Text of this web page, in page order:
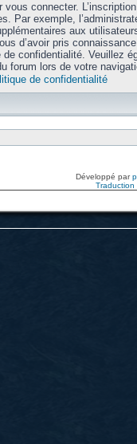
connecter.
Par exemple,
aux
d’avoir pris
confidentialité. Veuillez
forum lors de votre
de confidentialité
Développé par
Traduction